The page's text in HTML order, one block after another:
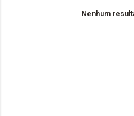
Nenhum